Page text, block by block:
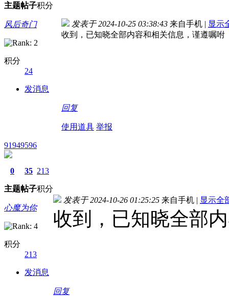
主题帖子积分
风后奇门
积分
24
发消息
发表于 2024-10-25 03:38:43 来自手机 | 显示
收到，已知晓全部内容和相关信息，谨遵嘱咐
回复
使用道具 举报
91949596
0
主题
35
帖子
213
积分
心魔为你
积分
213
发消息
发表于 2024-10-26 01:25:25 来自手机 | 显示全
收到，已知晓全部
回复